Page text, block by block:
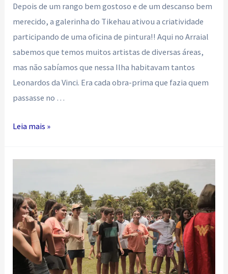
Depois de um rango bem gostoso e de um descanso bem
merecido, a galerinha do Tikehau ativou a criatividade
participando de uma oficina de pintura!! Aqui no Arraial
sabemos que temos muitos artistas de diversas áreas,
mas não sabíamos que nessa Ilha habitavam tantos
Leonardos da Vinci. Era cada obra-prima que fazia quem
passasse no …
Salvador
Leia mais »